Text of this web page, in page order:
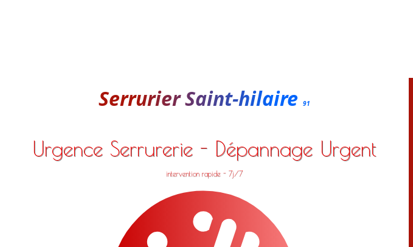
Serrurier Saint-hilaire 91
Urgence Serrurerie - Dépannage Urgent
intervention rapide - 7j/7